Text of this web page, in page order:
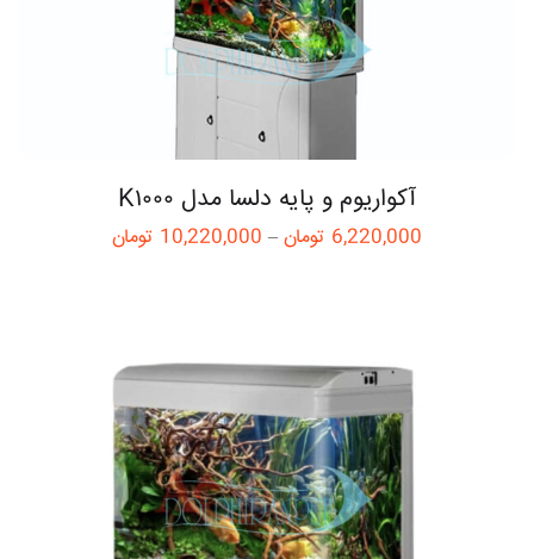
آکواریوم و پایه دلسا مدل K۱۰۰۰
6,220,000 تومان –
10,220,000 تومان